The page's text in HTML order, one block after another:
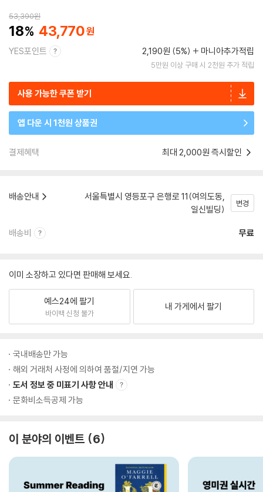
53,390원
18 43,770
YES포인트 2,190원 (5%) 마니아추가적립
5만원 이상 구매 시 2천원 추가 적립
사용 가능한 쿠폰 받기
앱 다운 시 1천원 상품권
결제혜택 최대 2,000원 즉시할인
배송안내
서울특별시 영등포구 은행로 11(여의도동,
일신빌딩)
변경
배송비 무료
이미 소장하고 있다면 판매해 보세요.
예스24에 팔기
바이백 신청 불가
내 가게에서 팔기
국내배송만 가능
해외 거래처 사정에 의하여 품절/지연 가능
도서 정보 중 미표기 사항 안내
문화비소득공제 가능
이 분야의 이벤트 6